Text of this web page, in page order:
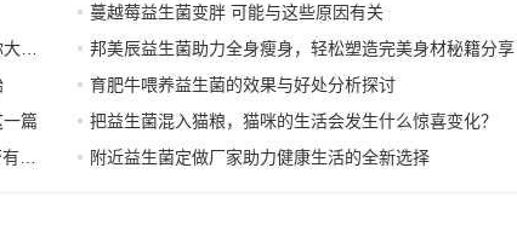
蔓越莓益生菌变胖 可能与这些原因有关
惊
邦美辰益生菌助力全身瘦身，轻松塑造完美身材秘籍分享
育肥牛喂养益生菌的效果与好处分析探讨
篇
把益生菌混入猫粮，猫咪的生活会发生什么惊喜变化？
B
附近益生菌定做厂家助力健康生活的全新选择